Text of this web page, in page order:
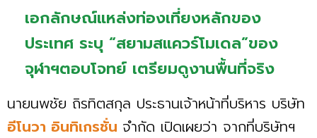
เอกลักษณ์แหล่งท่องเที่ยงหลักของ
ประเทศ ระบุ “สยามสแควร์โมเดล”ของ
จุฬาฯตอบโจทย์ เตรียมดูงานพื้นที่จริง
นายนพชัย ถิรทิตสกุล ประธานเจ้าหน้าที่บริหาร บริษัท
อีโนวา อินทิเกรชั่น จำกัด เปิดเผยว่า จากที่บริษัทฯ